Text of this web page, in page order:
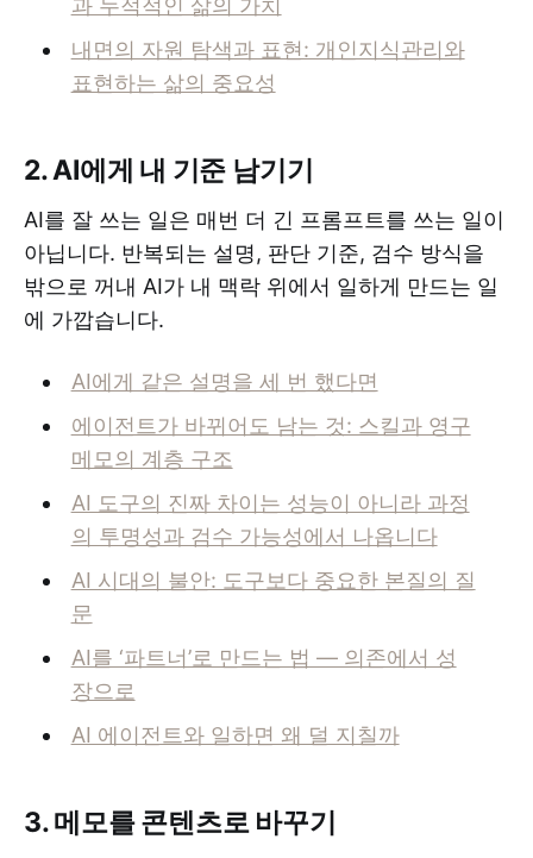
과 누적적인 삶의 가치
내면의 자원 탐색과 표현: 개인지식관리와
표현하는 삶의 중요성
2. AI에게 내 기준 남기기
AI를 잘 쓰는 일은 매번 더 긴 프롬프트를 쓰는 일이
아닙니다. 반복되는 설명, 판단 기준, 검수 방식을
밖으로 꺼내 AI가 내 맥락 위에서 일하게 만드는 일
에 가깝습니다.
AI에게 같은 설명을 세 번 했다면
에이전트가 바뀌어도 남는 것: 스킬과 영구
메모의 계층 구조
AI 도구의 진짜 차이는 성능이 아니라 과정
의 투명성과 검수 가능성에서 나옵니다
AI 시대의 불안: 도구보다 중요한 본질의 질
문
AI를 ‘파트너’로 만드는 법 — 의존에서 성
장으로
AI 에이전트와 일하면 왜 덜 지칠까
3. 메모를 콘텐츠로 바꾸기